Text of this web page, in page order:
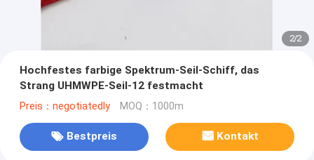
2/2
Hochfestes farbige Spektrum-Seil-Schiff, das
Strang UHMWPE-Seil-12 festmacht
Preis：negotiatedly MOQ：1000m
Bestpreis Kontakt